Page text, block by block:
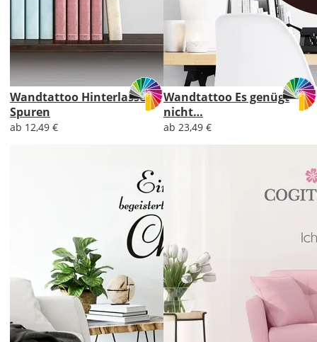
Wandtattoo Hinterlasse
Spuren
ab 12,49 €
Wandtattoo Es genügt
nicht…
ab 23,49 €